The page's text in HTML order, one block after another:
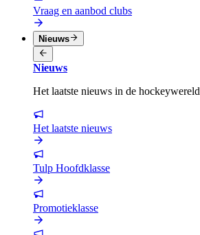
Vraag en aanbod clubs
Nieuws
Nieuws
Het laatste nieuws in de hockeywereld
Het laatste nieuws
Tulp Hoofdklasse
Promotieklasse